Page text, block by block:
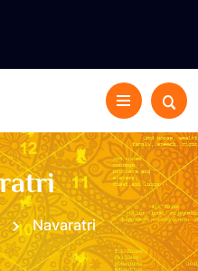
Navaratri